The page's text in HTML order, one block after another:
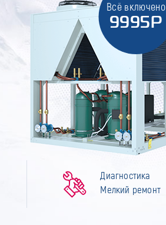
Всё включено
9995Р
Диагностика
Мелкий ремонт